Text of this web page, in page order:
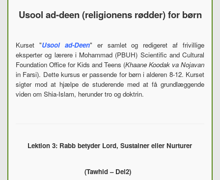
Usool ad-deen (religionens rødder) for børn
Kurset "Usoolad-Deen" er samlet og redigeret af frivillige
eksperter og lærere i Mohammad (PBUH) Scientific and Cultural
Foundation Office for Kids and Teens (Khaane Koodak va Nojavan
in Farsi). Dette kursus er passende for børn i alderen 8-12. Kurset
sigter mod at hjælpe de studerende med at få grundlæggende
viden om Shia-Islam, herunder tro og doktrin.
Lektion 3: Rabb betyder Lord, Sustainer eller Nurturer
(Tawhid – Del2)